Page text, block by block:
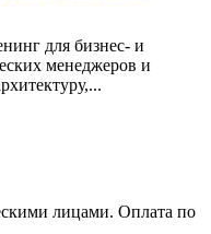
для бизнес- и
менеджеров и
лицами. Оплата по